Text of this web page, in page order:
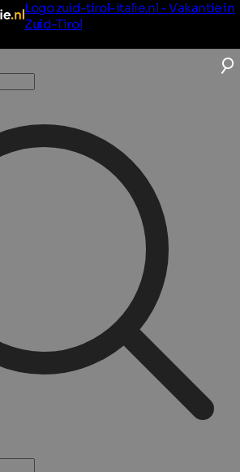
Logo zuid-tirol-italie.nl - Vakantie in
Zuid-Tirol